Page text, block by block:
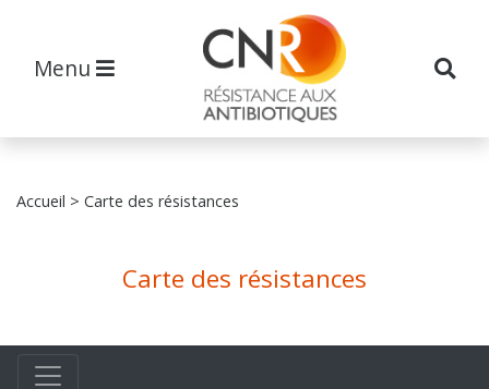
Menu
Accueil > Carte des résistances
Carte des résistances